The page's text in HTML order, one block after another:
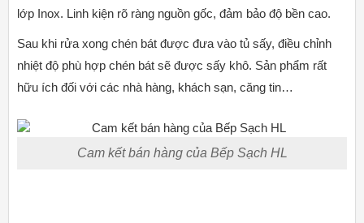
lớp Inox. Linh kiện rõ ràng nguồn gốc, đảm bảo độ bền cao.
Sau khi rửa xong chén bát được đưa vào tủ sấy, điều chỉnh
nhiệt độ phù hợp chén bát sẽ được sấy khô. Sản phẩm rất
hữu ích đối với các nhà hàng, khách sạn, căng tin…
Cam kết bán hàng của Bếp Sạch HL